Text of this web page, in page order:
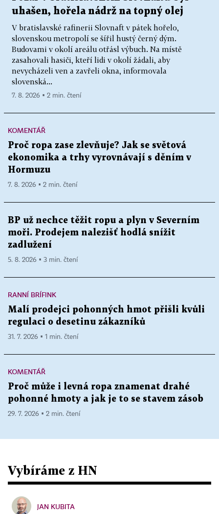
uhašen, hořela nádrž na topný olej
V bratislavské rafinerii Slovnaft v pátek hořelo,
slovenskou metropolí se šířil hustý černý dým.
Budovami v okolí areálu otřásl výbuch. Na místě
zasahovali hasiči, kteří lidi v okolí žádali, aby
nevycházeli ven a zavřeli okna, informovala
slovenská...
7. 8. 2026 ▪ 2 min. čtení
KOMENTÁŘ
Proč ropa zase zlevňuje? Jak se světová
ekonomika a trhy vyrovnávají s děním v
Hormuzu
7. 8. 2026 ▪ 2 min. čtení
BP už nechce těžit ropu a plyn v Severním
moři. Prodejem nalezišť hodlá snížit
zadlužení
5. 8. 2026 ▪ 3 min. čtení
RANNÍ BRÍFINK
Malí prodejci pohonných hmot přišli kvůli
regulaci o desetinu zákazníků
31. 7. 2026 ▪ 1 min. čtení
KOMENTÁŘ
Proč může i levná ropa znamenat drahé
pohonné hmoty a jak je to se stavem zásob
29. 7. 2026 ▪ 2 min. čtení
Vybíráme z HN
JAN KUBITA